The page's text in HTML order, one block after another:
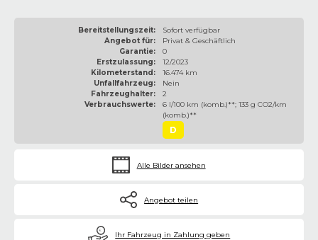
Bereitstellungszeit:
Sofort verfügbar
Angebot für:
Privat & Geschäftlich
Garantie:
0
Erstzulassung:
12/2023
Kilometerstand:
16.474 km
Unfallfahrzeug:
Nein
Fahrzeughalter:
2
Verbrauchswerte:
6 l/100 km (komb.)**; 133 g CO2/km
(komb.)**
D
Alle Bilder ansehen
Angebot teilen
€ Ihr Fahrzeug in Zahlung geben